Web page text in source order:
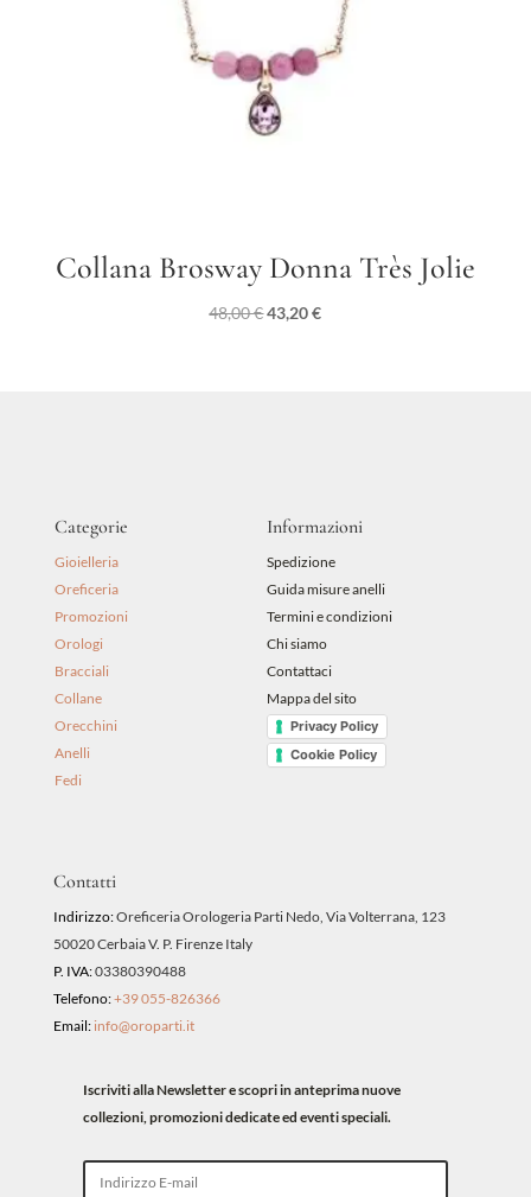
Collana Brosway Donna Très Jolie
48,00€Il
43,20€Il
Categorie
Gioielleria
Oreficeria
Promozioni
Orologi
Bracciali
Collane
Orecchini
Anelli
Fedi
Informazioni
Spedizione
Guida misure anelli
Termini e condizioni
Chi siamo
Contattaci
Mappa del sito
Privacy Policy
Cookie Policy
Contatti
Indirizzo:Oreficeria Orologeria Parti Nedo, Via Volterrana, 123
50020 Cerbaia V. P. Firenze Italy
P. IVA:03380390488
Telefono:+39 055-826366
Email: info@oroparti.it
Iscriviti alla Newsletter e scopri in anteprima nuove
collezioni, promozioni dedicate ed eventi speciali.